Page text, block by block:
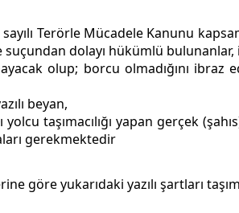
sayılı Terörle Mücadele Kanunu
dolayı hükümlü bulunanlar,
olup; borcu olmadığını ibraz
beyan,
taşımacılığı yapan gerçek
gerekmektedir
göre yukarıdaki yazılı şartları